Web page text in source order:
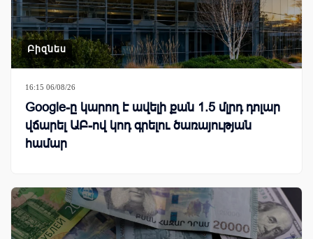
Բիզնես
16:15 06/08/26
Google-ը կարող է ավելի քան 1.5 մլրդ դոլար
վճարել ԱԲ-ով կոդ գրելու ծառայության
համար